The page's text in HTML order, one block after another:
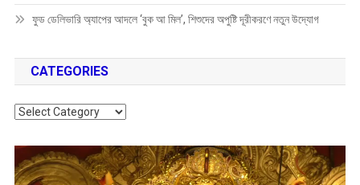
ফুড ডেলিভারি অ্যাপের আদলে ‘বুক আ মিল’, শিশুদের অপুষ্টি দূরীকরণে নতুন উদ্যোগ
CATEGORIES
Categories